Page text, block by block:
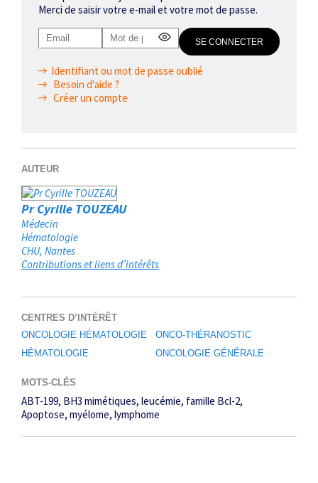
Merci de saisir votre e-mail et votre mot de passe.
Identifiant ou mot de passe oublié
Besoin d'aide ?
Créer un compte
AUTEUR
Pr Cyrille TOUZEAU
Médecin
Hématologie
CHU Nantes
Contributions et liens d’intérêts
CENTRES D’INTÉRÊT
ONCOLOGIE HÉMATOLOGIE
ONCO-THÉRANOSTIC
HÉMATOLOGIE
ONCOLOGIE GÉNÉRALE
MOTS-CLÉS
ABT-199 BH3 mimétiques leucémie famille Bcl-2
Apoptose myélome lymphome